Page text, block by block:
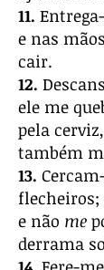
11.
e nas
cair.
12.
ele me
pela
também
13.
flecheiros;
e não me
derrama